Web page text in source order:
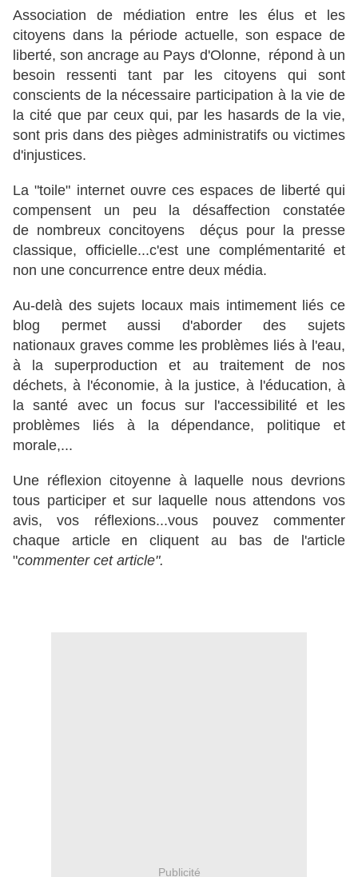
Association de médiation entre les élus et les
citoyens dans la période actuelle, son espace de
liberté, son ancrage au Pays d'Olonne, répond à un
besoin ressenti tant par les citoyens qui sont
conscients de la nécessaire participation à la vie de
la cité que par ceux qui, par les hasards de la vie,
sont pris dans des pièges administratifs ou victimes
d'injustices.
La "toile" internet ouvre ces espaces de liberté qui
compensent un peu la désaffection constatée
de nombreux concitoyens déçus pour la presse
classique, officielle...c'est une complémentarité et
non une concurrence entre deux média.
Au-delà des sujets locaux mais intimement liés ce
blog permet aussi d'aborder des sujets
nationaux graves comme les problèmes liés à l'eau,
à la superproduction et au traitement de nos
déchets, à l'économie, à la justice, à l'éducation, à
la santé avec un focus sur l'accessibilité et les
problèmes liés à la dépendance, politique et
morale,...
Une réflexion citoyenne à laquelle nous devrions
tous participer et sur laquelle nous attendons vos
avis, vos réflexions...vous pouvez commenter
chaque article en cliquent au bas de l'article
"commenter cet article".
Publicité